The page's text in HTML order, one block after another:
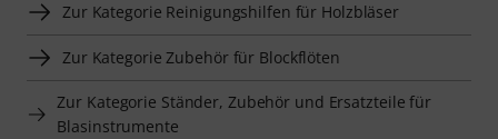
Zur Kategorie Reinigungshilfen für Holzbläser
Zur Kategorie Zubehör für Blockflöten
Zur Kategorie Ständer, Zubehör und Ersatzteile für
Blasinstrumente